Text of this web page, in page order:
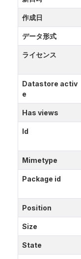
作成日
データ形式
ライセンス
Datastore activ
e
Has views
Id
Mimetype
Package id
Position
Size
State